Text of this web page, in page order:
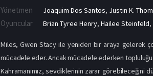
Yönetmen Joaquim Dos Santos, Justin K.
Oyuncular Brian Tyree Henry,Hailee Steinfeld,
Miles, Gwen Stacy ile yeniden bir araya gelerek
mücadele eder. Ancak mücadele ederken
Kahramanımız, sevdiklerinin zarar görebileceğini